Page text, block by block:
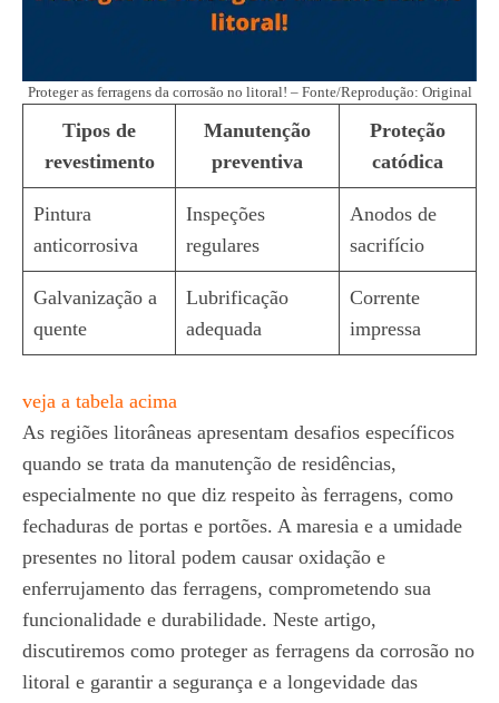
Proteger as ferragens da corrosão no litoral! – Fonte/Reprodução: Original
Tipos de
revestimento
Manutenção
preventiva
Proteção
catódica
Pintura
anticorrosiva
Inspeções
regulares
Anodos de
sacrifício
Galvanização a
quente
Lubrificação
adequada
Corrente
impressa
veja a tabela acima
As regiões litorâneas apresentam desafios específicos
quando se trata da manutenção de residências,
especialmente no que diz respeito às ferragens, como
fechaduras de portas e portões. A maresia e a umidade
presentes no litoral podem causar oxidação e
enferrujamento das ferragens, comprometendo sua
funcionalidade e durabilidade. Neste artigo,
discutiremos como proteger as ferragens da corrosão no
litoral e garantir a segurança e a longevidade das